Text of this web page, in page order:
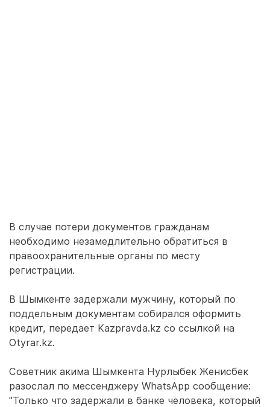
В случае потери документов гражданам
необходимо незамедлительно обратиться в
правоохранительные органы по месту
регистрации.
В Шымкенте задержали мужчину, который по
поддельным документам собирался оформить
кредит, передает Kazpravda.kz со ссылкой на
Otyrar.kz.
Советник акима Шымкента Нурлыбек Женисбек
разослал по мессенджеру WhatsApp сообщение:
"Только что задержали в банке человека, который